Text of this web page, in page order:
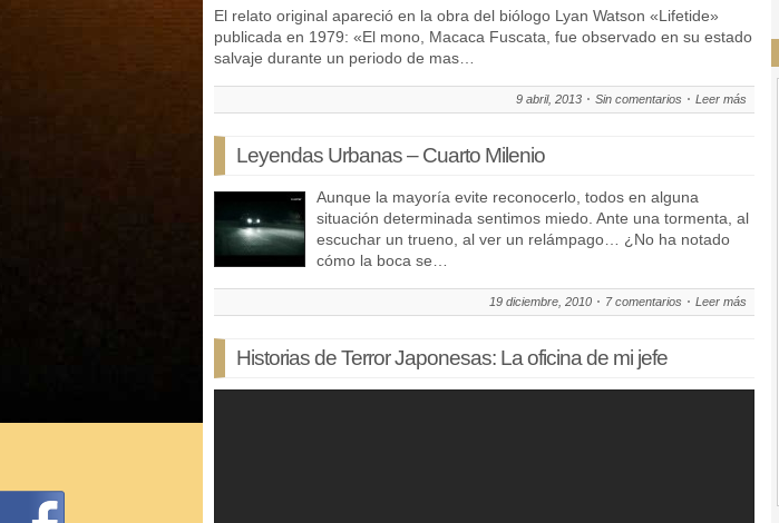
El relato original apareció en la obra del biólogo Lyan Watson «Lifetide»
publicada en 1979: «El mono, Macaca Fuscata, fue observado en su estado
salvaje durante un periodo de mas…
9 abril, 2013 Sin comentarios Leer más
Leyendas Urbanas – Cuarto Milenio
Aunque la mayoría evite reconocerlo, todos en alguna
situación determinada sentimos miedo. Ante una tormenta, al
escuchar un trueno, al ver un relámpago… ¿No ha notado
cómo la boca se…
19 diciembre, 2010 7 comentarios Leer más
Historias de Terror Japonesas: La oficina de mi jefe